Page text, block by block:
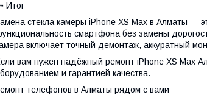
Итог
стекла камеры iPhone XS Max в Алматы —
смартфона без замены
включает точный демонтаж, аккуратный
вам нужен надёжный ремонт iPhone XS Max
и гарантией качества.
телефонов в Алматы рядом с вами